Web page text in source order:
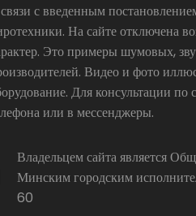
с введенным
На сайте отключена
Это примеры шумовых,
Видео и фото
Для консультации
или в мессенджеры.
Владельцем сайта является
Минским городским
60